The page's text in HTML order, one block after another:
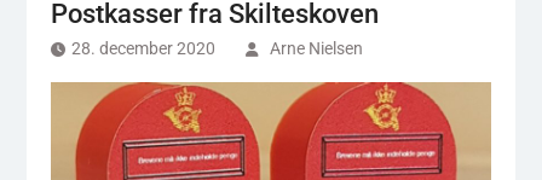
Postkasser fra Skilteskoven
28. december 2020 Arne Nielsen